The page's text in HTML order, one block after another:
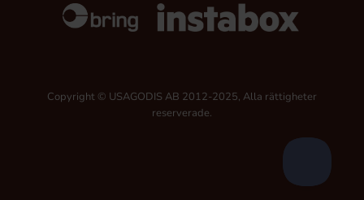
Copyright © USAGODIS AB 2012-2025, Alla rättigheter
reserverade.